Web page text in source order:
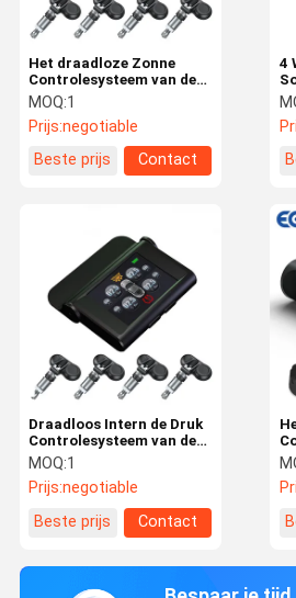
Het draadloze Zonne
Controlesysteem van de
Banddruk
MOQ:1
Prijs:negotiable
Beste prijs
Contact
4
Draadloos Intern de Druk
Controlesysteem van de
Sensor Zonneband
MOQ:1
Prijs:negotiable
Beste prijs
Contact